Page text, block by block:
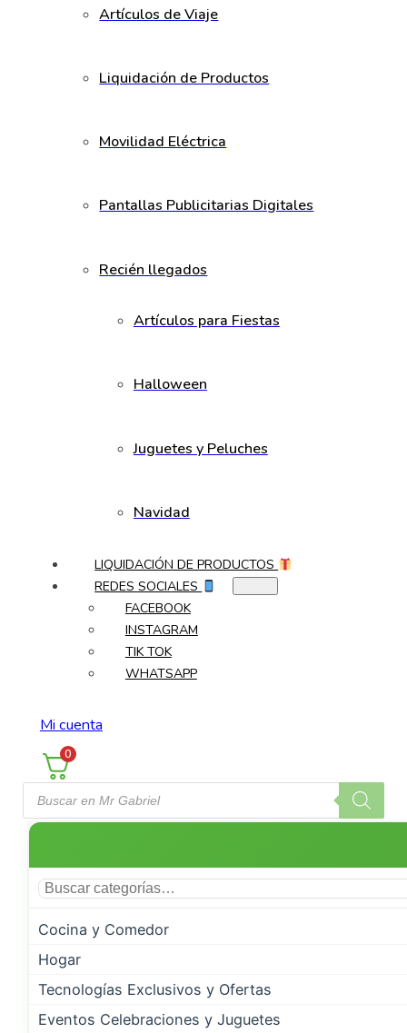
Artículos de Viaje
Liquidación de Productos
Movilidad Eléctrica
Pantallas Publicitarias Digitales
Recién llegados
Artículos para Fiestas
Halloween
Juguetes y Peluches
Navidad
LIQUIDACIÓN DE PRODUCTOS
REDES SOCIALES
FACEBOOK
INSTAGRAM
TIK TOK
WHATSAPP
Mi cuenta
0
Búsqueda
de
productos
Cocina y Comedor
Almacenamiento de Cocina
Contenedores
Condimenteros y Aceiteros
Botellas de Aceite
Cristalería, Vasos y Tazas
Hogar
Climatización e Invierno
Enfriadores de Aire
Limpieza del Hogar
Tecnologías Exclusivos y Ofertas
Liquidación de Productos
Eventos Celebraciones y Juguetes